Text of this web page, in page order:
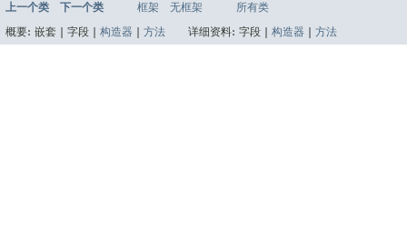
上一个类 下一个类 框架 无框架
所有类
概要: 嵌套 | 字段 | 构造器 方法 详细资料: 字段 | 构造器 方法